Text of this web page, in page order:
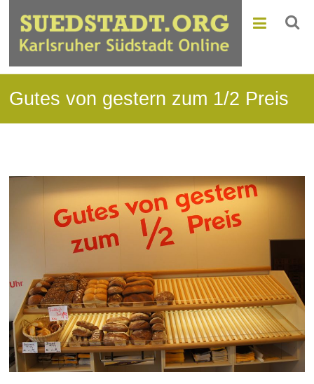
Gutes von gestern zum 1/2 Preis